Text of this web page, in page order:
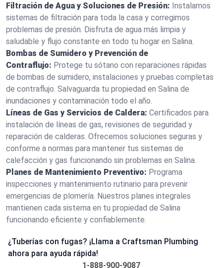
Filtración de Agua y Soluciones de Presión: Instalamos
sistemas de filtración para toda la casa y corregimos
problemas de presión. Disfruta de agua más limpia y
saludable y flujo constante en todo tu hogar en Salina.
Bombas de Sumidero y Prevención de
Contraflujo: Protege tu sótano con reparaciones rápidas
de bombas de sumidero, instalaciones y pruebas completas
de contraflujo. Salvaguarda tu propiedad en Salina de
inundaciones y contaminación todo el año.
Líneas de Gas y Servicios de Caldera: Certificados para
instalación de líneas de gas, revisiones de seguridad y
reparación de calderas. Ofrecemos soluciones seguras y
conforme a normas para mantener tus sistemas de
calefacción y gas funcionando sin problemas en Salina.
Planes de Mantenimiento Preventivo: Programa
inspecciones y mantenimiento rutinario para prevenir
emergencias de plomería. Nuestros planes integrales
mantienen cada sistema en tu propiedad de Salina
funcionando eficiente y confiablemente.
¿Tuberías con fugas? ¡Llama a Craftsman Plumbing
ahora para ayuda rápida!
1-888-900-9087